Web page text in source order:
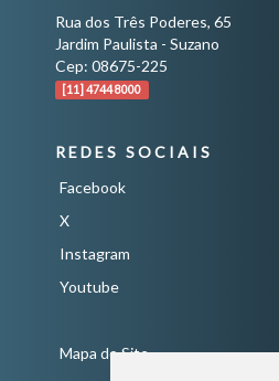
Rua dos Três Poderes, 65
Jardim Paulista - Suzano
Cep: 08675-225
[11] 4744 8000
REDES SOCIAIS
Facebook
X
Instagram
Youtube
Mapa do Site